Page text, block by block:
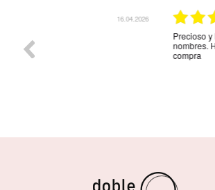
Precioso y llegó rapidísimo Árbol de la
nombres. Ha quedado precioso.